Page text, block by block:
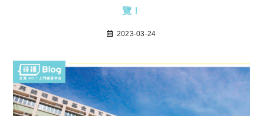
覽！
2023-03-24